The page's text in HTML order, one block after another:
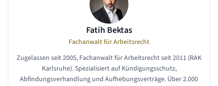
Fatih Bektas
Fachanwalt für Arbeitsrecht
Zugelassen seit 2005, Fachanwalt für Arbeitsrecht seit 2011 (RAK
Karlsruhe). Spezialisiert auf Kündigungsschutz,
Abfindungsverhandlung und Aufhebungsverträge. Über 2.000